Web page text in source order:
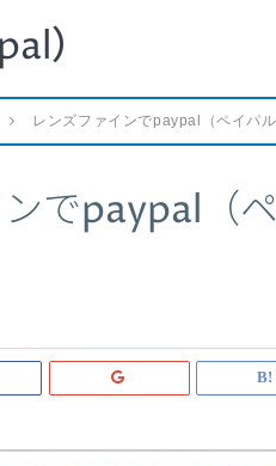
）
レンズファインでpaypal（ペイパ
でpaypal（